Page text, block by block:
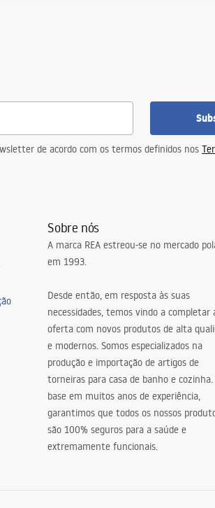
de acordo com os termos definidos nos
Sobre nós
A marca REA estreou-se no mercado
em 1993.
Desde então, em resposta às suas
necessidades, temos vindo a completar
oferta com novos produtos de alta
e modernos. Somos especializados na
produção e importação de artigos de
torneiras para casa de banho e cozinha.
base em muitos anos de experiência,
garantimos que todos os nossos
são 100% seguros para a saúde e
extremamente funcionais.